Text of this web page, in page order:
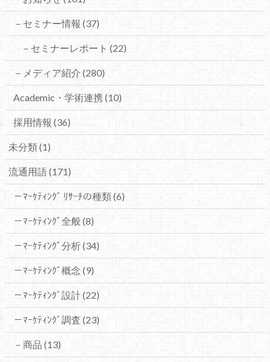
－セミナー情報 (37)
－セミナーレポート (22)
－メディア紹介 (280)
Academic・学術連携(10)
採用情報 (36)
未分類(1)
流通用語(171)
－ﾏｰｹﾃｨﾝｸﾞ ﾘｻｰﾁの種類(6)
－ﾏｰｹﾃｨﾝｸﾞ全般(8)
－ﾏｰｹﾃｨﾝｸﾞ分析(34)
－ﾏｰｹﾃｨﾝｸﾞ概念 (9)
－ﾏｰｹﾃｨﾝｸﾞ設計(22)
－ﾏｰｹﾃｨﾝｸﾞ調査 (23)
－商品 (13)